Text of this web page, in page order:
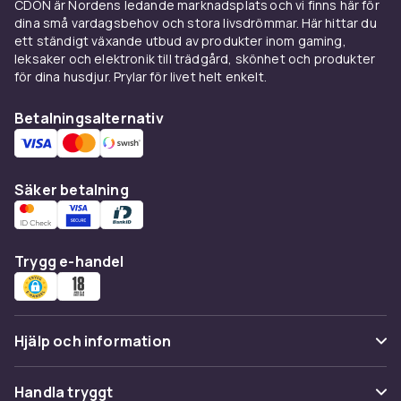
surrningsbanden och vikterna är tillräckligt
starka för att hålla poolduken på plats i blåst.
Byt ut slitna eller skadade infästningar
omedelbart för att säkerställa att poolskyddet
Köp tillbehör för poolskydd
Hos CDON hittar du tillbehör för poolskydd till
konkurrenskraftiga priser med trygg handel
pooldukar och poolstegar för en komplett och
välsäkrad poolmiljö.
CDON är Nordens ledande marknadsplats och vi finns här för
dina små vardagsbehov och stora livsdrömmar. Här hittar du
ett ständigt växande utbud av produkter inom gaming,
leksaker och elektronik till trädgård, skönhet och produkter
för dina husdjur. Prylar för livet helt enkelt.
Betalningsalternativ
Säker betalning
Trygg e-handel
Hjälp och information
Vanliga frågor
Handla tryggt